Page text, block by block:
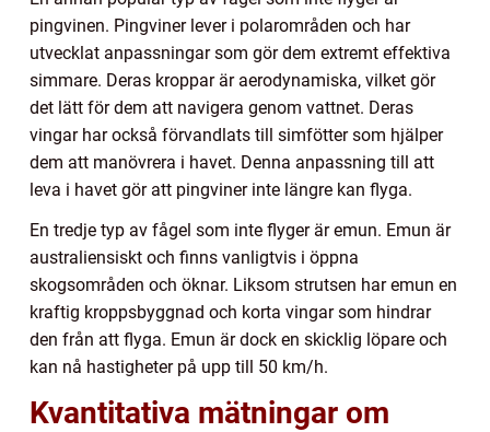
pingvinen. Pingviner lever i polarområden och har
utvecklat anpassningar som gör dem extremt effektiva
simmare. Deras kroppar är aerodynamiska, vilket gör
det lätt för dem att navigera genom vattnet. Deras
vingar har också förvandlats till simfötter som hjälper
dem att manövrera i havet. Denna anpassning till att
leva i havet gör att pingviner inte längre kan flyga.
En tredje typ av fågel som inte flyger är emun. Emun är
australiensiskt och finns vanligtvis i öppna
skogsområden och öknar. Liksom strutsen har emun en
kraftig kroppsbyggnad och korta vingar som hindrar
den från att flyga. Emun är dock en skicklig löpare och
kan nå hastigheter på upp till 50 km/h.
Kvantitativa mätningar om